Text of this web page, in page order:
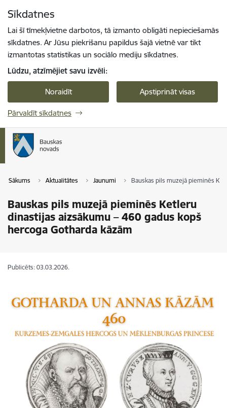
Sīkdatnes
Lai šī tīmekļvietne darbotos, tā izmanto obligāti nepieciešamās
sīkdatnes. Ar Jūsu piekrišanu papildus šajā vietnē var tikt
izmantotas statistikas un sociālo mediju sīkdatnes.
Lūdzu, atzīmējiet savu izvēli:
Noraidīt Apstiprināt visas
Pārvaldīt sīkdatnes
Sākums Aktualitātes Jaunumi Bauskas pils muzejā pieminēs
Bauskas pils muzejā pieminēs Ketleru
dinastijas aizsākumu – 460 gadus kopš
hercoga Gotharda kāzām
Publicēts: 03.03.2026.